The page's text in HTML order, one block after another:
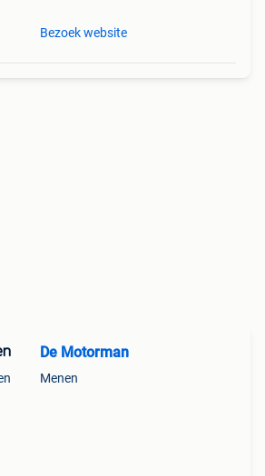
Bezoek website
De Motorman
Menen